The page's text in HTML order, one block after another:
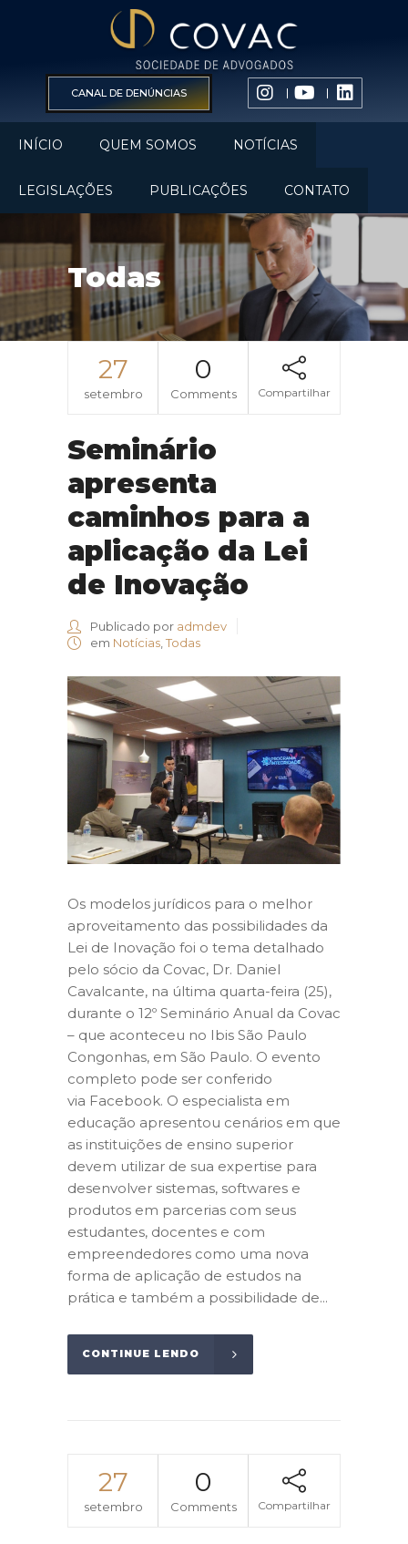
CANAL DE DENÚNCIAS
INÍCIO QUEM SOMOS NOTÍCIAS
LEGISLAÇÕES PUBLICAÇÕES CONTATO
Todas
27
setembro
0
Comments Compartilhar
Seminário
apresenta
caminhos para a
aplicação da Lei
de Inovação
Publicado por admdev
em Notícias Todas
Os modelos jurídicos para o melhor
aproveitamento das possibilidades da
Lei de Inovação foi o tema detalhado
pelo sócio da Covac, Dr. Daniel
Cavalcante, na última quarta-feira (25),
durante o 12º Seminário Anual da Covac
– que aconteceu no Ibis São Paulo
Congonhas, em São Paulo. O evento
completo pode ser conferido
via Facebook. O especialista em
educação apresentou cenários em que
as instituições de ensino superior
devem utilizar de sua expertise para
desenvolver sistemas, softwares e
produtos em parcerias com seus
estudantes, docentes e com
empreendedores como uma nova
forma de aplicação de estudos na
prática e também a possibilidade de...
CONTINUE LENDO
27
setembro
0
Comments Compartilhar